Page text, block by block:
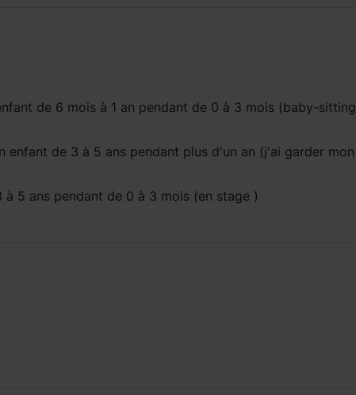
de 6 mois à 1 an pendant de 0 à 3 mois(baby-sitting
enfant de 3 à 5 anspendant plus d'un an (j'ai garder mon
à 5 anspendant de 0 à 3 mois(en stage )